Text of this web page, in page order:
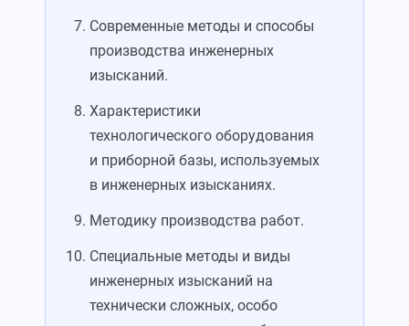
Современные методы и способы
производства инженерных
изысканий.
Характеристики
технологического оборудования
и приборной базы, используемых
в инженерных изысканиях.
Методику производства работ.
Специальные методы и виды
инженерных изысканий на
технически сложных, особо